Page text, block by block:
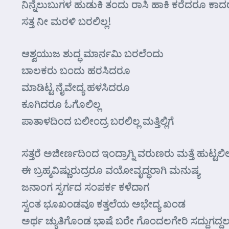
ನಿನ್ನೆಲುಬುಗಳ ಹುಡುಕಿ ತಂದು ರಾಸಿ ಹಾಕಿ ಕರೆದರೂ
ಸತ್ತ ನೀ ಮರಳಿ ಬರಲಿಲ್ಲ!
ಆಶ್ವಯುಜ ಶುದ್ಧ ಮಾರ್ನಮಿ ಬರಲೆಂದು
ಬಾಲಕರು ಬಂದು ಹರಸಿದರೂ
ಮಾಡಿಟ್ಟ ನೈವೇದ್ಯ ಹಳಸಿದರೂ
ಕೂಗಿದರೂ ಓಗೊಲಿಲ್ಲ
ಪಾತಾಳದಿಂದ ಬಲೀಂದ್ರ ಬರಲಿಲ್ಲ ಮತ್ತಿಲ್ಲಿಗೆ
ಸತ್ತರೆ ಅಜೀರ್ಣದಿಂದ ಇಂದ್ರಾಗ್ನಿ ವರುಣರು ಮತ್ತೆ
ಈ ಬ್ರಹ್ಮವಿಷ್ಣುರುದ್ರರೂ ವಯೋವೃದ್ಧರಾಗಿ ಮನುಷ್ಯ
ಜನಾಂಗ ಸ್ವರ್ಗ‍ದ ಸಂಪರ್ಕ ಕಳೆದಾಗ
ಸ್ವಂತ ಭೂಖಂಡವೂ ಕತ್ತಲೆಯ ಅಭೇದ್ಯ ಖಂಡ
ಅರ್ಥ ಚ್ಯುತಿಗೊಂಡ ಭಾಷೆ ಬರೇ ಗೊಂದಲಗೇರಿ